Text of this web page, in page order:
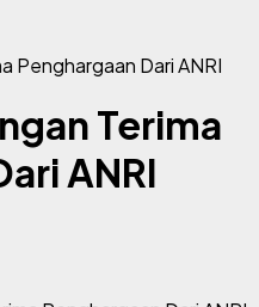
Penghargaan Dari ANRI
Terima
ANRI